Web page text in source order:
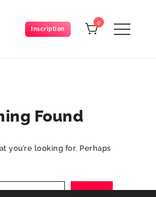
Inscription
0
Found
you’re looking for. Perhaps